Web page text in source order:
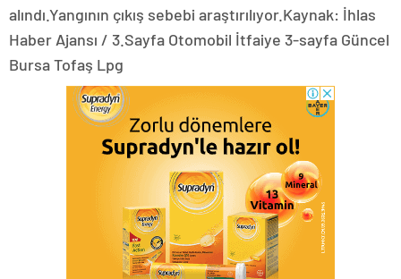
alındı.Yangının çıkış sebebi araştırılıyor.Kaynak: İhlas
Haber Ajansı / 3.Sayfa Otomobil İtfaiye 3-sayfa Güncel
Bursa Tofaş Lpg